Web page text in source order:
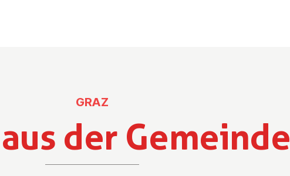
aus der Gemeinde
GRAZ